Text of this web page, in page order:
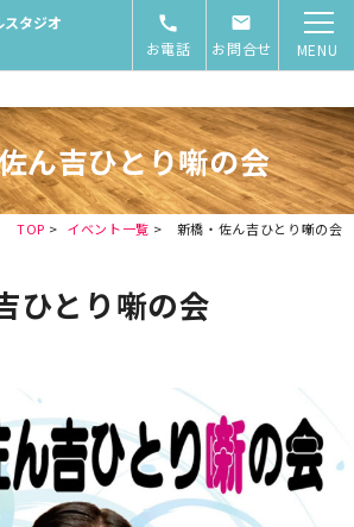
タジオ
お電話 お問合せ MENU
ん吉ひとり噺の会
TOP > イベント一覧 > 新橋・佐ん吉ひとり噺の会
ひとり噺の会